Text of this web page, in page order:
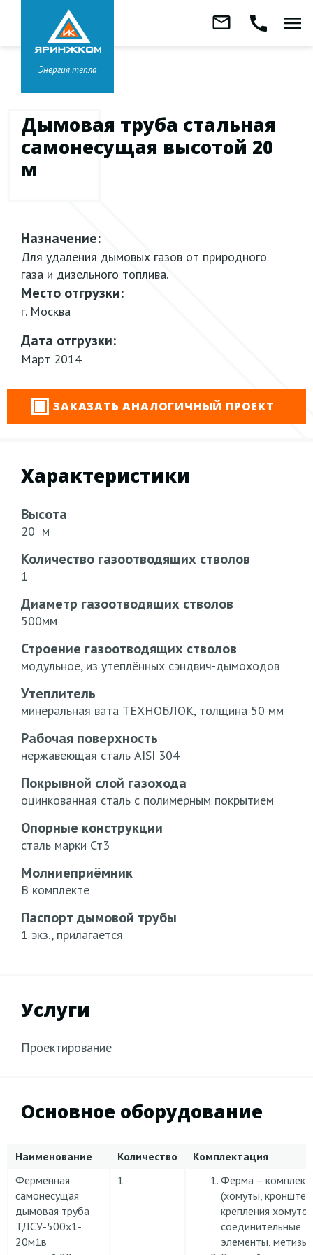
Заказать
Звонок бесплатный
8 800 333-99-01
Головной офис вЯрославле
+7 (4852) 67-96-00
Энергия тепла
mail_outline call menu
Дымовая труба стальная
самонесущая высотой 20
м
Назначение:
Для удаления дымовых газов от природного
газа и дизельного топлива.
Место отгрузки:
г. Москва
Дата отгрузки:
Март 2014
ЗАКАЗАТЬ АНАЛОГИЧНЫЙ ПРОЕКТ
Характеристики
Высота
20 м
Количество газоотводящих стволов
1
Диаметр газоотводящих стволов
500мм
Строение газоотводящих стволов
модульное, из утеплённых сэндвич-дымоходов
Утеплитель
минеральная вата ТЕХНОБЛОК, толщина 50 мм
Рабочая поверхность
нержавеющая сталь AISI 304
Покрывной слой газохода
оцинкованная сталь с полимерным покрытием
Опорные конструкции
сталь марки Ст3
Молниеприёмник
В комплекте
Паспорт дымовой трубы
1 экз., прилагается
Услуги
Проектирование
Основное оборудование
Наименование Количество
Комплектация
Ферменная
самонесущая
дымовая труба
ТДСУ-500х1-
20м1в
1
Ферма – комплект
(хомуты,
крепления
соединительные
элементы, метизы)